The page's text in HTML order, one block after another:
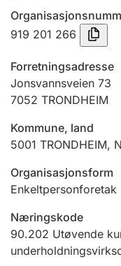
Tinglysing
Jeger
Ektepaktveileder
Offentlig sektor
919 201 266
Forretningsadresse
Jonsvannsveien 73
7052 TRONDHEIM
Kommune, land
5001 TRONDHEIM,
Organisasjonsform
Enkeltpersonforetak
Næringskode
90.202 Utøvende